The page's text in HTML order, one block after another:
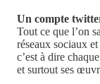
Un compte
Tout ce que l’on
réseaux sociaux
c’est à dire
et surtout ses